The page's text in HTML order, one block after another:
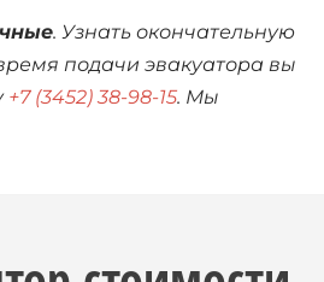
. Узнать окончательную
подачи эвакуатора вы
+7 (3452) 38-98-15. Мы